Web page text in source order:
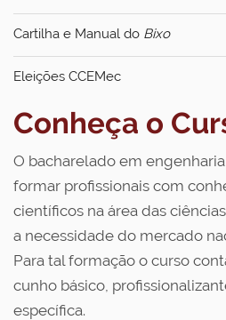
Cartilha e Manual do Bixo
Eleições CCEMec
Conheça o
O bacharelado em
formar profissionais com
científicos na área das
a necessidade do mercado
Para tal formação o curso
cunho básico,
específica.